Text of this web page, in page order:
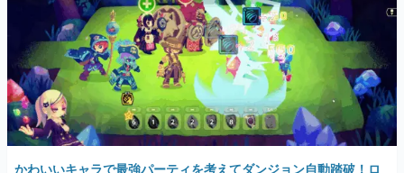
かわいいキャラで最強パーティを考えてダンジョン自動踏破！ロ